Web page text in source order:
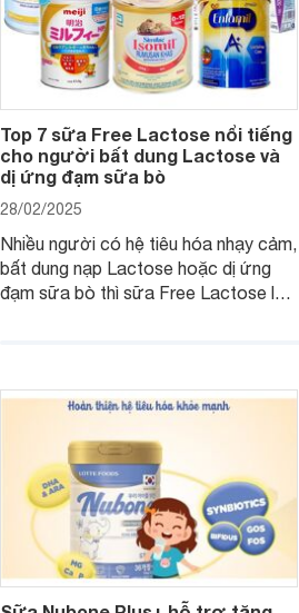
Top 7 sữa Free Lactose nổi tiếng
cho người bất dung Lactose và
dị ứng đạm sữa bò
28/02/2025
Nhiều người có hệ tiêu hóa nhạy cảm,
bất dung nạp Lactose hoặc dị ứng
đạm sữa bò thì sữa Free Lactose là
người lớn, giúp giải quyết tình trạng rối
loạn tiêu hóa, hấp thu dễ dàng hơn.